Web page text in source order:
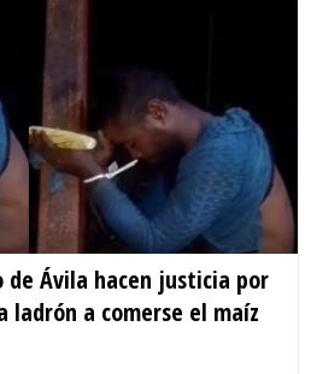
de Ávila hacen justicia por
ladrón a comerse el maíz